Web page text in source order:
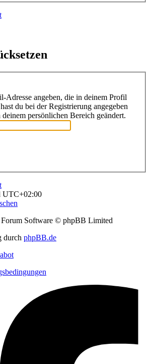
Adresse angeben, die in deinem Profil
du bei der Registrierung angegeben
persönlichen Bereich geändert.
UTC+02:00
Software © phpBB Limited
durch phpBB.de